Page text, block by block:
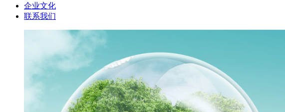
企业文化
联系我们